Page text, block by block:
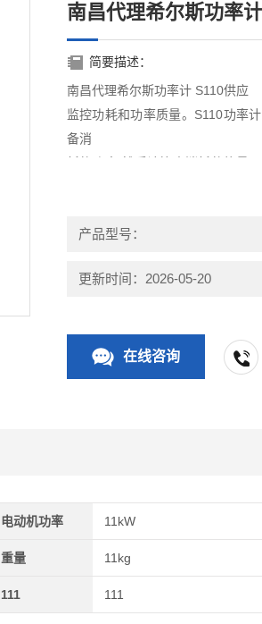
南昌代理希尔斯功率
简要描述：
南昌代理希尔斯功率计 S110供应
监控功耗和功率质量。S110功率
备消
产品型号：
更新时间：2026-05-20
在线咨询
电动机功率 11kW
重量 11kg
111 111